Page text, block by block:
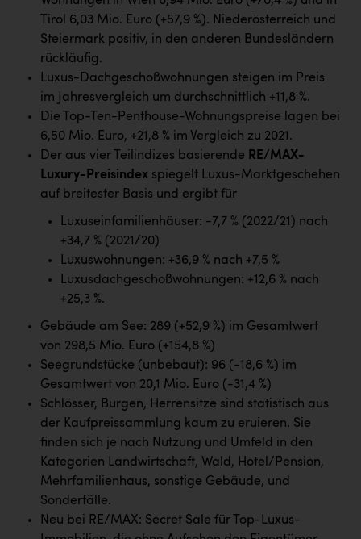
Tirol 6,03 Mio. Euro (+57,9 %). Niederösterreich und
Steiermark positiv, in den anderen Bundesländern
rückläufig.
Luxus-Dachgeschoßwohnungen steigen im Preis
im Jahresvergleich um durchschnittlich +11,8 %.
Die Top-Ten-Penthouse-Wohnungspreise lagen bei
6,50 Mio. Euro, +21,8 % im Vergleich zu 2021.
Der aus vier Teilindizes basierende RE/MAX-
Luxury-Preisindex spiegelt Luxus-Marktgeschehen
auf breitester Basis und ergibt für
Luxuseinfamilienhäuser: -7,7 % (2022/21) nach
+34,7 % (2021/20)
Luxuswohnungen: +36,9 % nach +7,5 %
Luxusdachgeschoßwohnungen: +12,6 % nach
+25,3 %.
Gebäude am See: 289 (+52,9 %) im Gesamtwert
von 298,5 Mio. Euro (+154,8 %)
Seegrundstücke (unbebaut): 96 (-18,6 %) im
Gesamtwert von 20,1 Mio. Euro (-31,4 %)
Schlösser, Burgen, Herrensitze sind statistisch aus
der Kaufpreissammlung kaum zu eruieren. Sie
finden sich je nach Nutzung und Umfeld in den
Kategorien Landwirtschaft, Wald, Hotel/Pension,
Mehrfamilienhaus, sonstige Gebäude, und
Sonderfälle.
Neu bei RE/MAX: Secret Sale für Top-Luxus-